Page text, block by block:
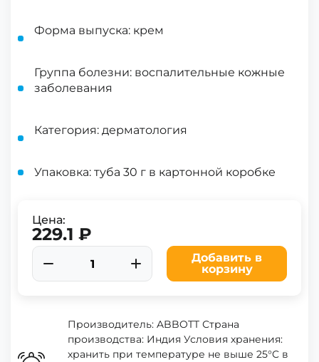
Форма выпуска: крем
Группа болезни: воспалительные кожные
заболевания
Категория: дерматология
Упаковка: туба 30 г в картонной коробке
Цена:
229.1 ₽
Добавить в
корзину
Производитель: ABBOTT Страна
производства: Индия Условия хранения:
хранить при температуре не выше 25°C в